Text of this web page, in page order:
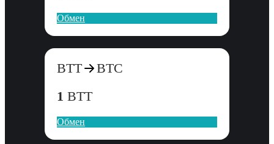
Обмен
BTT
BTC
1 BTT
Обмен